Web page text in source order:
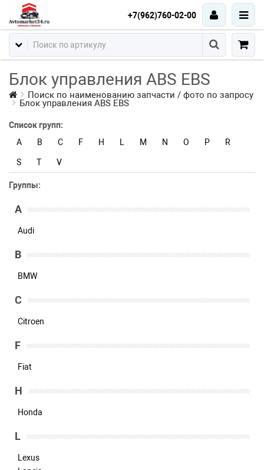
+7(962)760-02-00
Блок управления ABS EBS
Поиск по наименованию запчасти / фото по запросу
Блок управления ABS EBS
Список групп:
A
B C F H M N O P R
S T V
Группы:
A
Audi
B
BMW
C
Citroen
F
Fiat
H
Honda
L
Lexus